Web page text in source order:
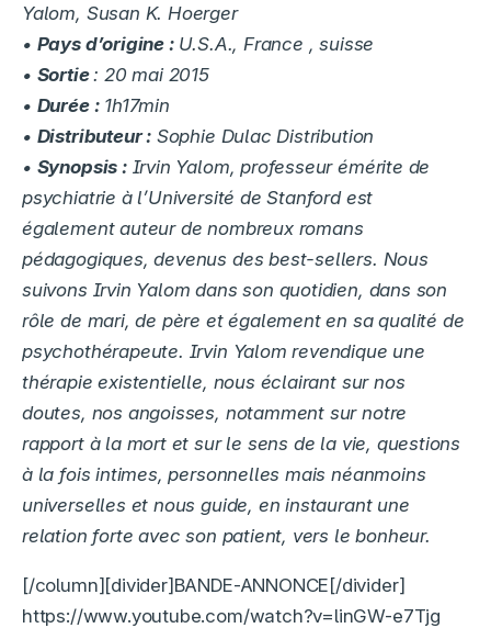
Yalom, Susan K. Hoerger
• Pays d’origine :U.S.A., France , suisse
• Sortie: 20 mai 2015
• Durée :1h17min
• Distributeur : Sophie Dulac Distribution
• Synopsis :Irvin Yalom, professeur émérite de
psychiatrie à l’Université de Stanford est
également auteur de nombreux romans
pédagogiques, devenus des best-sellers. Nous
suivons Irvin Yalom dans son quotidien, dans son
rôle de mari, de père et également en sa qualité de
psychothérapeute. Irvin Yalom revendique une
thérapie existentielle, nous éclairant sur nos
doutes, nos angoisses, notamment sur notre
rapport à la mort et sur le sens de la vie, questions
à la fois intimes, personnelles mais néanmoins
universelles et nous guide, en instaurant une
relation forte avec son patient, vers le bonheur.
[/column][divider]BANDE-ANNONCE[/divider]
https://www.youtube.com/watch?v=linGW-e7Tjg